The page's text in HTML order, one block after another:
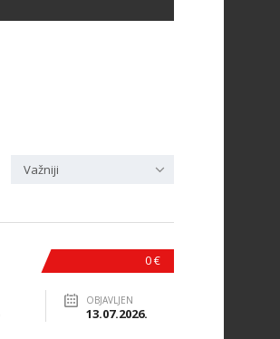
Važniji
0 €
OBJAVLJEN
13.07.2026.